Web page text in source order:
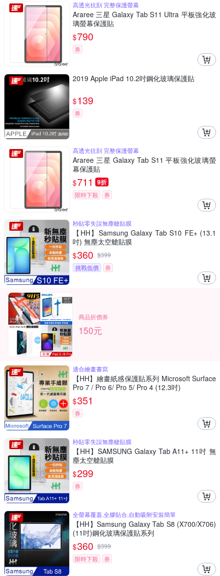
高透光抗刮 完整保護螢幕
Araree 三星 Galaxy Tab S11 Ultra 平板強化玻
璃螢幕保護貼
$790
券
2019 Apple iPad 10.2吋鋼化玻璃保護貼
$139
券
高透光抗刮 完整保護螢幕
Araree 三星 Galaxy Tab S11 平板強化玻璃螢
幕保護貼
$711 9折
限時下殺 券
秒貼零失誤無塵艙貼膜
【HH】Samsung Galaxy Tab S10 FE+ (13.1
吋) 無塵太空艙貼膜
$360 $399
挑戰低價
券
商品折價券
150元
適合繪畫書寫
【HH】繪畫紙感保護貼系列 Microsoft Surface
Pro 7 / Pro 6/ Pro 5/ Pro 4 (12.3吋)
$351
券
秒貼零失誤無塵艙貼膜
【HH】SAMSUNG Galaxy Tab A11+ 11吋 無
塵太空艙貼膜
$299
券
全螢幕覆蓋,全膠貼合,自動吸附安裝簡單
【HH】Samsung Galaxy Tab S8 (X700/X706)
(11吋)鋼化玻璃保護貼系列
$360 $399
限時下殺
券